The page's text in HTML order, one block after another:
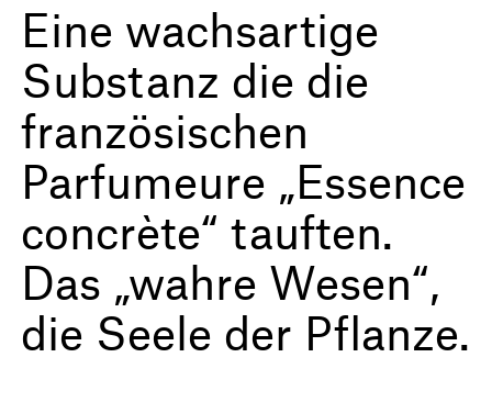
Eine wachsartige
Substanz die die
französischen
Parfumeure „Essence
concrète“ tauften.
Das „wahre Wesen“,
die Seele der Pflanze.